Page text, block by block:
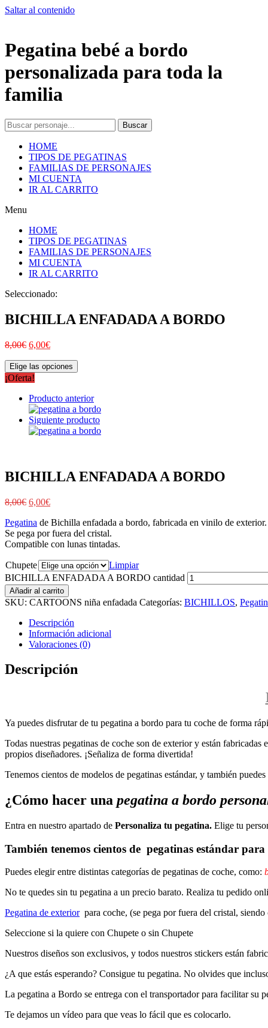
Saltar al contenido
Pegatina bebé a bordo
personalizada para toda la
familia
Buscar
HOME
TIPOS DE PEGATINAS
FAMILIAS DE PERSONAJES
MI CUENTA
IR AL CARRITO
Menu
HOME
TIPOS DE PEGATINAS
FAMILIAS DE PERSONAJES
MI CUENTA
IR AL CARRITO
Seleccionado:
BICHILLA ENFADADA A BORDO
8,00€ 6,00€
Elige las opciones
¡Oferta!
Producto anterior
Siguiente producto
BICHILLA ENFADADA A BORDO
8,00€ 6,00€
Pegatina de Bichilla enfadada a bordo, fabricada en vinilo de exterior.
Se pega por fuera del cristal.
Compatible con lunas tintadas.
Chupete
Limpiar
BICHILLA ENFADADA A BORDO cantidad
Añadir al carrito
SKU: CARTOONS niña enfadada Categorías: BICHILLOS,
Descripción
Información adicional
Valoraciones (0)
Descripción
Ya puedes disfrutar de tu pegatina a bordo para tu coche de forma
Todas nuestras pegatinas de coche son de exterior y están
propios diseñadores. ¡Señaliza de forma divertida!
Tenemos cientos de modelos de pegatinas estándar, y también
¿Cómo hacer una pegatina a bordo
Entra en nuestro apartado de Personaliza tu pegatina. Elige tu
También tenemos cientos de pegatinas estándar para
Puedes elegir entre distintas categorías de pegatinas de coche, como:
No te quedes sin tu pegatina a un precio barato. Realiza tu pedido
Pegatina de exteriorpara coche, (se pega por fuera del cristal,
Seleccione si la quiere con Chupete o sin Chupete
Nuestros diseños son exclusivos, y todos nuestros stickers están
¿A que estás esperando? Consigue tu pegatina. No olvides que
La pegatina a Bordo se entrega con el transportador para facilitar su
Te dejamos un vídeo para que veas lo fácil que es colocarlo.